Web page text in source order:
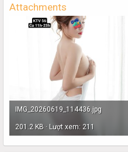
Attachments
IMG_20260619_114436.jpg
201.2 KB · Lượt xem: 211